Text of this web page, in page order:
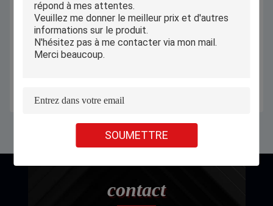
SOUMETTRE
Tablettes Android 2 Go de RAM 16
tabletteObtenez le meilleur prix
contact